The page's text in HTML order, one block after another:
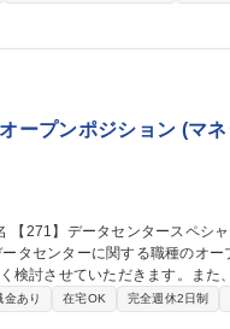
討、経済学的手法の検討） ■
み対策コンサルティング（
合の対応支援 募集職種 【海洋ごみ関連】東証プライム
ープンポジション (マ
検討させていただきます。また
金あり 在宅OK 完全週休2日制